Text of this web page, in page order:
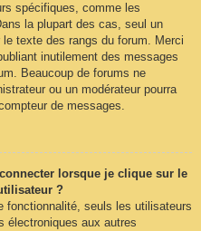
spécifiques, comme les
la plupart des cas, seul un
texte des rangs du forum. Merci
inutilement des messages
Beaucoup de forums ne
ou un modérateur pourra
de messages.
lorsque je clique sur le
?
seuls les utilisateurs
électroniques aux autres